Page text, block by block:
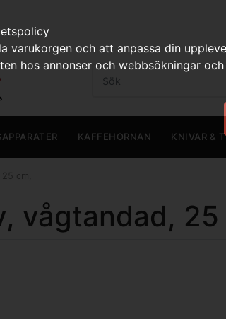
KAFFEHÖRNAN KNIVAR &
vågtandad, 25
varukorgen och att anpassa din
hos annonser och webbsökningar